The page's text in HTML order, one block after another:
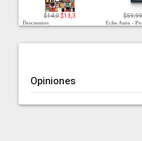
$14,0 $13,3
Descuentos
$59,99
Echo Auto -
Opiniones